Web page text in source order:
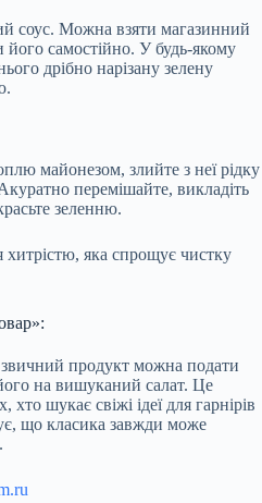
соус. Можна взяти магазинний
самостійно. У будь-якому
дрібно нарізану зелену
майонезом, злийте з неї рідку
перемішайте, викладіть
зеленню.
яка спрощує чистку
продукт можна подати
на вишуканий салат. Це
хто шукає свіжі ідеї для гарнірів
що класика завжди може